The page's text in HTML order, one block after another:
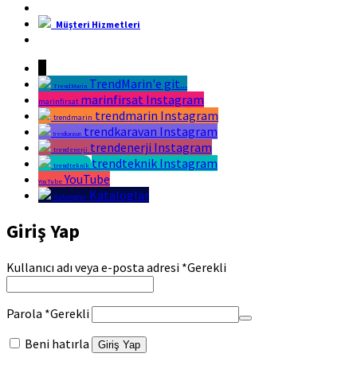
Müşteri Hizmetleri
TrendMarin TrendMarin'e git...
marinfirsat marinfirsat Instagram
trendmarin trendmarin Instagram
trendkaravan trendkaravan Instagram
trendenerji trendenerji Instagram
trendteknik trendteknik Instagram
YouTube YouTube
Kataloglar Kataloglar
Giriş Yap
Kullanıcı adı veya e-posta adresi *Gerekli
Parola *Gerekli
Beni hatırla
Giriş Yap